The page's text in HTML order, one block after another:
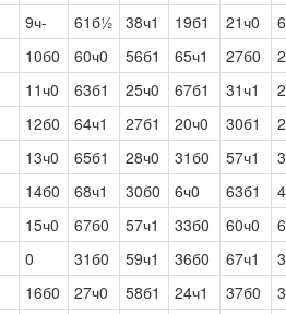
9ч- 61б½ 38ч1 19б1 21ч0
10б0 60ч0 56б1 65ч1 27б0
11ч0 63б1 25ч0 67б1 31ч1
12б0 64ч1 27б1 20ч0 30б1
13ч0 65б1 28ч0 31б0 57ч1
14б0 68ч1 30б0 6ч0 63б1
15ч0 67б0 57ч1 33б0 60ч0
0 31б0 59ч1 36б0 67ч1
16б0 27ч0 58б1 24ч1 37б0